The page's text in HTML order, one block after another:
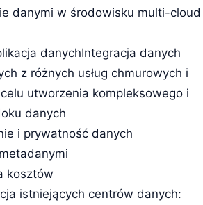
danymi w środowisku multi-cloud
danychIntegracja danych
z różnych usług chmurowych i
utworzenia kompleksowego i
danych
i prywatność danych
kosztów
istniejących centrów danych: